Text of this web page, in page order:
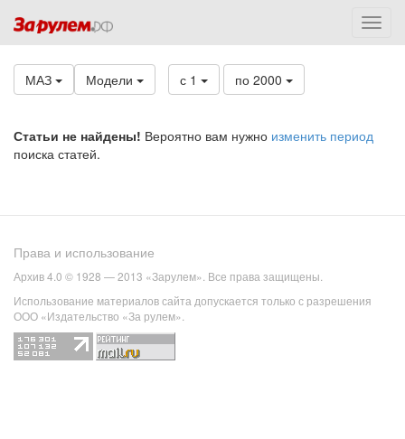
МАЗ Модели с 1 по 2000
Статьи не найдены! Вероятно вам нужно изменить период
поиска статей.
Права и использование
Архив 4.0 © 1928 — 2013 «Зарулем». Все права защищены.
Использование материалов сайта допускается только с разрешения
ООО «Издательство «За рулем».